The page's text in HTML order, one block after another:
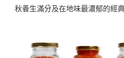
秋養生滿分及在地味最濃郁的經